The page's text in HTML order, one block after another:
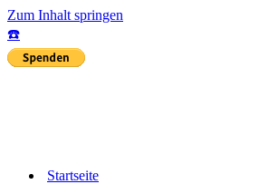
Zum Inhalt springen
☎️
Startseite